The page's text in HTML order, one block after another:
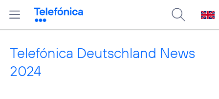
Telefónica Deutschland News
2024